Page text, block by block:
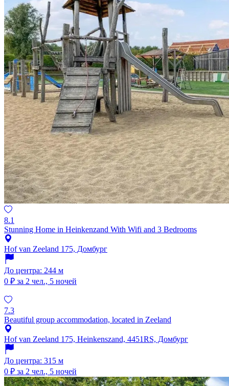
8.1
Stunning Home in Heinkenzand With Wifi and 3 Bedrooms
Hof van Zeeland 175, Домбург
До центра: 244 м
0 ₽ за 2 чел., 5 ночей
7.3
Beautiful group accommodation, located in Zeeland
Hof van Zeeland 175, Heinkenszand, 4451RS, Домбург
До центра: 315 м
0 ₽ за 2 чел., 5 ночей